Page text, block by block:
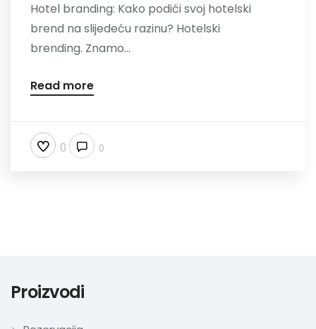
Hotel branding: Kako podići svoj hotelski
brend na slijedeću razinu? Hotelski
brending. Znamo...
Read more
0 0
Proizvodi